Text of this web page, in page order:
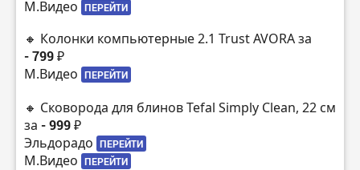
М.Видео ПЕРЕЙТИ
🔸 Колонки компьютерные 2.1 Trust AVORA за
- 799 ₽
М.Видео ПЕРЕЙТИ
🔸 Сковорода для блинов Tefal Simply Clean, 22 см
за - 999 ₽
Эльдорадо ПЕРЕЙТИ
М.Видео ПЕРЕЙТИ